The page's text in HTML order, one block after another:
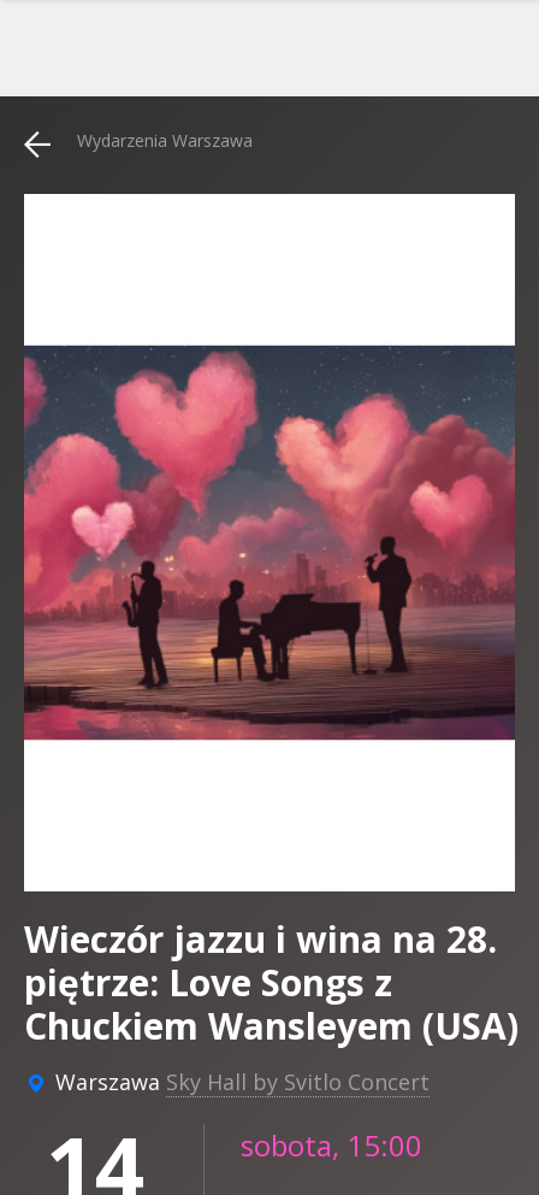
Wydarzenia Warszawa
Wieczór jazzu i wina na 28.
piętrze: Love Songs z
Chuckiem Wansleyem (USA)
Warszawa Sky Hall by Svitlo Concert
14 sobota, 15:00